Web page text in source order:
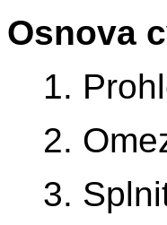
Osnova
1.
2.
3.